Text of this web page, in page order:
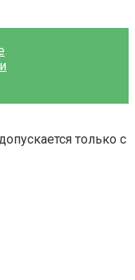
только с